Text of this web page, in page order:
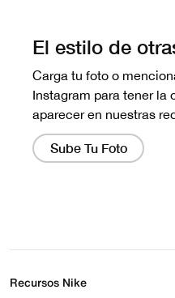
Recursos Nike